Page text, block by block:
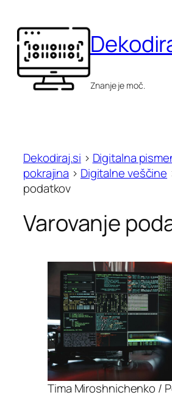
content
Znanje je moč.
Dekodiraj.si > Digitalna
pokrajina > Digitalne veščine
podatkov
Varovanje
Tima Miroshnichenko /